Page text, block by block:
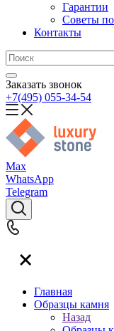
Гарантии
Советы
Контакты
Заказать звонок
+7(495) 055-34-54
Max
WhatsApp
Telegram
Главная
Образцы камня
Назад